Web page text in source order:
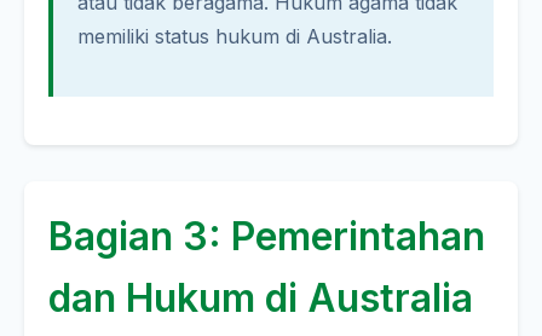
memiliki status hukum di Australia.
Bagian 3: Pemerintahan
dan Hukum di Australia